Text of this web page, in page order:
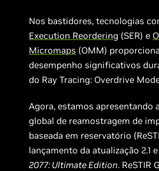
Nos bastidores, tecnologias
Execution Reordering (SER) e
Micromaps (OMM)
desempenho significativos
do Ray Tracing: Overdrive
Agora, estamos apresentando
global de reamostragem de
baseada em reservatório
lançamento da atualização 2.1
2077: Ultimate Edition. ReSTIR